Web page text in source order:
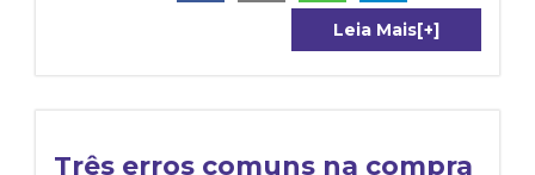
Leia Mais[+]
Três erros comuns na compra